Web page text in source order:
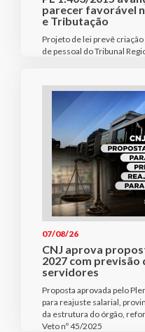
parecer favorável
e Tributação
Projeto de lei prevê
de pessoal do Tribunal
07/08/26
CNJ aprova
2027 com previsão
servidores
Proposta aprovada pelo
para reajuste salarial,
da estrutura do órgão,
Veto nº 45/2025